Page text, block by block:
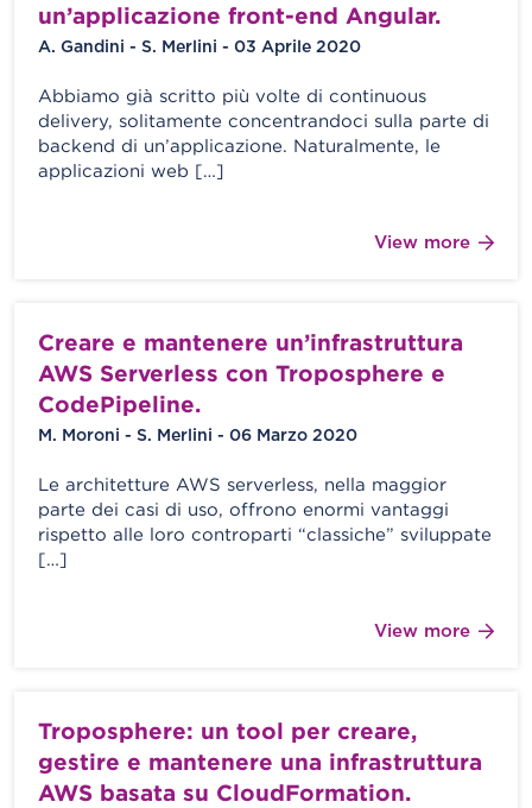
un’applicazione front-end Angular.
A. Gandini - S. Merlini - 03 Aprile 2020
Abbiamo già scritto più volte di continuous
delivery, solitamente concentrandoci sulla parte di
backend di un’applicazione. Naturalmente, le
applicazioni web […]
View more
Creare e mantenere un’infrastruttura
AWS Serverless con Troposphere e
CodePipeline.
M. Moroni - S. Merlini - 06 Marzo 2020
Le architetture AWS serverless, nella maggior
parte dei casi di uso, offrono enormi vantaggi
rispetto alle loro controparti “classiche” sviluppate
[…]
View more
Troposphere: un tool per creare,
gestire e mantenere una infrastruttura
AWS basata su CloudFormation.